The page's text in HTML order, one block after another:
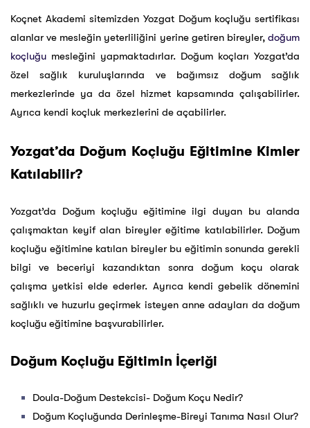
Koçnet Akademi sitemizden Yozgat Doğum koçluğu sertifikası
alanlar ve mesleğin yeterliliğini yerine getiren bireyler, doğum
koçluğu mesleğini yapmaktadırlar. Doğum koçları Yozgat’da
özel sağlık kuruluşlarında ve bağımsız doğum sağlık
merkezlerinde ya da özel hizmet kapsamında çalışabilirler.
Ayrıca kendi koçluk merkezlerini de açabilirler.
Yozgat’da Doğum Koçluğu Eğitimine Kimler
Katılabilir?
Yozgat’da Doğum koçluğu eğitimine ilgi duyan bu alanda
çalışmaktan keyif alan bireyler eğitime katılabilirler. Doğum
koçluğu eğitimine katılan bireyler bu eğitimin sonunda gerekli
bilgi ve beceriyi kazandıktan sonra doğum koçu olarak
çalışma yetkisi elde ederler. Ayrıca kendi gebelik dönemini
sağlıklı ve huzurlu geçirmek isteyen anne adayları da doğum
koçluğu eğitimine başvurabilirler.
Doğum Koçluğu Eğitimin İçeriği
Doula-Doğum Destekcisi- Doğum Koçu Nedir?
Doğum Koçluğunda Derinleşme-Bireyi Tanıma Nasıl Olur?